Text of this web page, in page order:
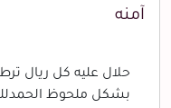
آمنه
حلال عليه كل ريال
بشكل ملحوظ